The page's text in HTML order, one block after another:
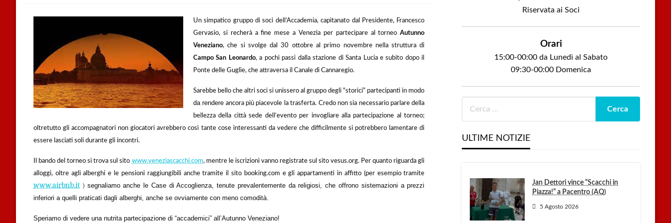
Un simpatico gruppo di soci dell’Accademia, capitanato dal Presidente, Francesco
Gervasio, si recherà a fine mese a Venezia per partecipare al torneoAutunno
Veneziano, che si svolge dal 30 ottobre al primo novembre nella struttura di
Campo San Leonardo, a pochi passi dalla stazione di Santa Lucia e subito dopo il
Ponte delle Guglie, che attraversa il Canale di Cannaregio.
Sarebbe bello che altri soci si unissero al gruppo degli “storici” partecipanti inmodo
da rendere ancora più piacevole la trasferta. Credo non sia necessario parlare della
bellezza della città sede dell’evento per invogliare alla partecipazione al torneo;
oltretutto gli accompagnatori non giocatori avrebbero così tante cose interessanti da vedere che difficilmente si potrebbero lamentare di
essere lasciati soli durante gli incontri.
Il bando del torneo si trova sul sito www.veneziascacchi.com, mentre le iscrizioni vanno registrate sul sito vesus.org. Per quanto riguarda gli
alloggi, oltre agli alberghi e le pensioni raggiungibili anche tramite il sito booking.com e gli appartamenti in affitto (per esempio tramite
www.airbnb.it ) segnaliamo anche le Case di Accoglienza, tenute prevalentemente da religiosi, che offrono sistemazioni a prezzi
inferiori a quelli praticati dagli alberghi, anche se ovviamente con meno comodità.
Speriamo di vedere una nutrita partecipazione di “accademici” all’Autunno Veneziano!
Riservata ai Soci
Orari
15:00-00:00 da Lunedì al Sabato
09:30-00:00 Domenica
ULTIME NOTIZIE
Jan Dettori vince “Scacchi in
Piazza!” a Pacentro (AQ)
5 Agosto 2026